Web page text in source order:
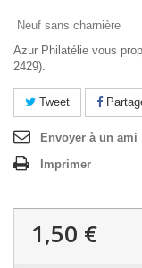
Neuf sans charnière
Azur Philatélie vous
2429).
Tweet
Envoyer à un ami
Imprimer
1,50 €